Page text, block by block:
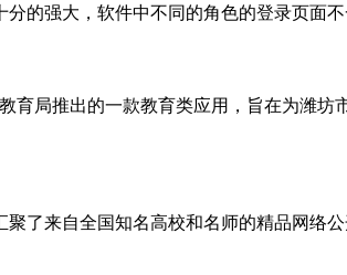
的强大，软件中不同的角色的登录页面不
育局推出的一款教育类应用，旨在为潍
聚了来自全国知名高校和名师的精品网